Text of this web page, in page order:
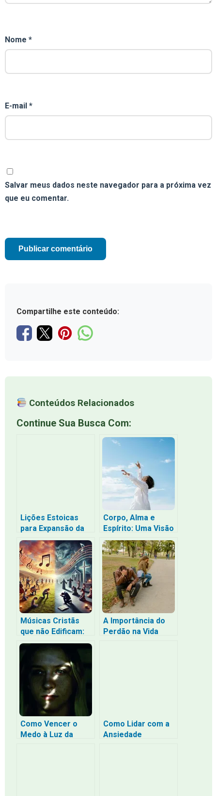
Nome *
E-mail *
Salvar meus dados neste navegador para a próxima vez
que eu comentar.
Compartilhe este conteúdo:
Conteúdos Relacionados
Continue Sua Busca Com:
Lições Estoicas
para Expansão da
Consciência e
Convívio Humano
Corpo, Alma e
Espírito: Uma Visão
Bíblica
Músicas Cristãs
que não Edificam:
Uma Reflexão
sobre a
Centralização no
“Eu” e a Falta de
Adoração a Deus
A Importância do
Perdão na Vida
Como Vencer o
Medo à Luz da
Como Lidar com a
Ansiedade